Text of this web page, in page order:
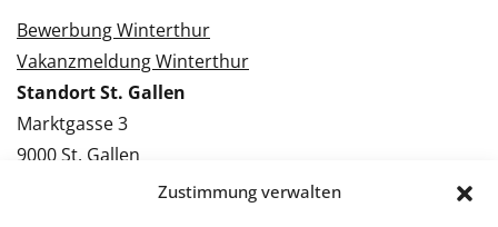
Zustimmung verwalten
Bewerbung Winterthur
Vakanzmeldung Winterthur
Standort St. Gallen
Marktgasse 3
9000 St. Gallen
Tel.: 071 228 09 09